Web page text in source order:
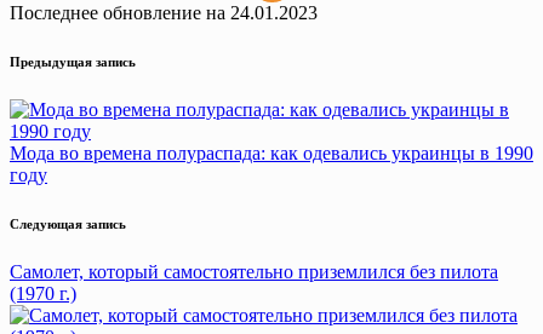
Последнее обновление на 24.01.2023
Навигация
записи
Предыдущая запись
Мода во времена полураспада: как одевались украинцы в 1990
году
Следующая запись
Самолет, который самостоятельно приземлился без пилота
(1970 г.)